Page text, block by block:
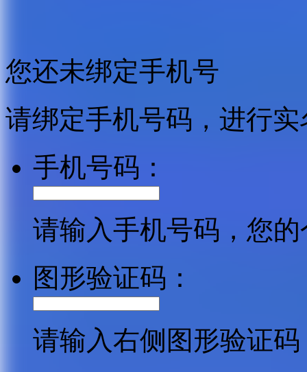
您还未绑定手机号
请绑定手机号码，进行
手机号码：
请输入手机号码，您
图形验证码：
请输入右侧图形验证码